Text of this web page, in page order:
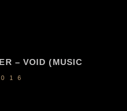
– VOID (MUSIC